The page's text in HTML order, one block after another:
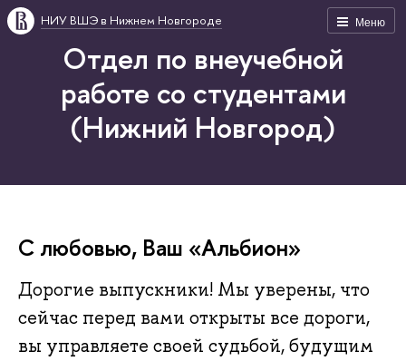
Меню
НИУ ВШЭ в Нижнем Новгороде
Отдел по внеучебной
работе со студентами
(Нижний Новгород)
С любовью, Ваш «Альбион»
Дорогие выпускники! Мы уверены, что
сейчас перед вами открыты все дороги,
вы управляете своей судьбой, будущим